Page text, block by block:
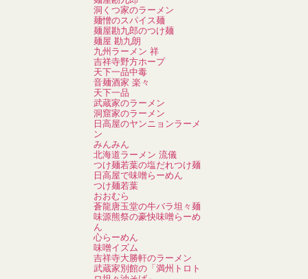
洞くつ家のラーメン
麺憎のスパイス麺
麺屋勘九郎のつけ麺
麺屋 勘九朗
九州ラーメン 祥
吉祥寺野方ホープ
天下一品中毒
音麺酒家 楽々
天下一品
武蔵家のラーメン
洞窟家のラーメン
日高屋のヤンニョンラーメ
ン
みんみん
北海道ラーメン 流儀
つけ麺若葉の塩だれつけ麺
日高屋で味噌らーめん
つけ麺若葉
おおむら
蒼龍唐玉堂の牛バラ坦々麺
味源熊祭の豪快味噌らーめ
ん
心らーめん
味噌イズム
吉祥寺大勝軒のラーメン
武蔵家別館の「満州トロト